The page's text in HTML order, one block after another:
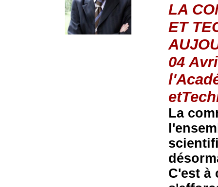
LA
ET
04
La
C'est à